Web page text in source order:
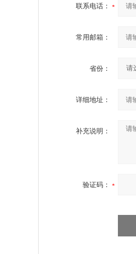
联系电话：
常用邮箱：
省份：
详细地址：
补充说明：
验证码：